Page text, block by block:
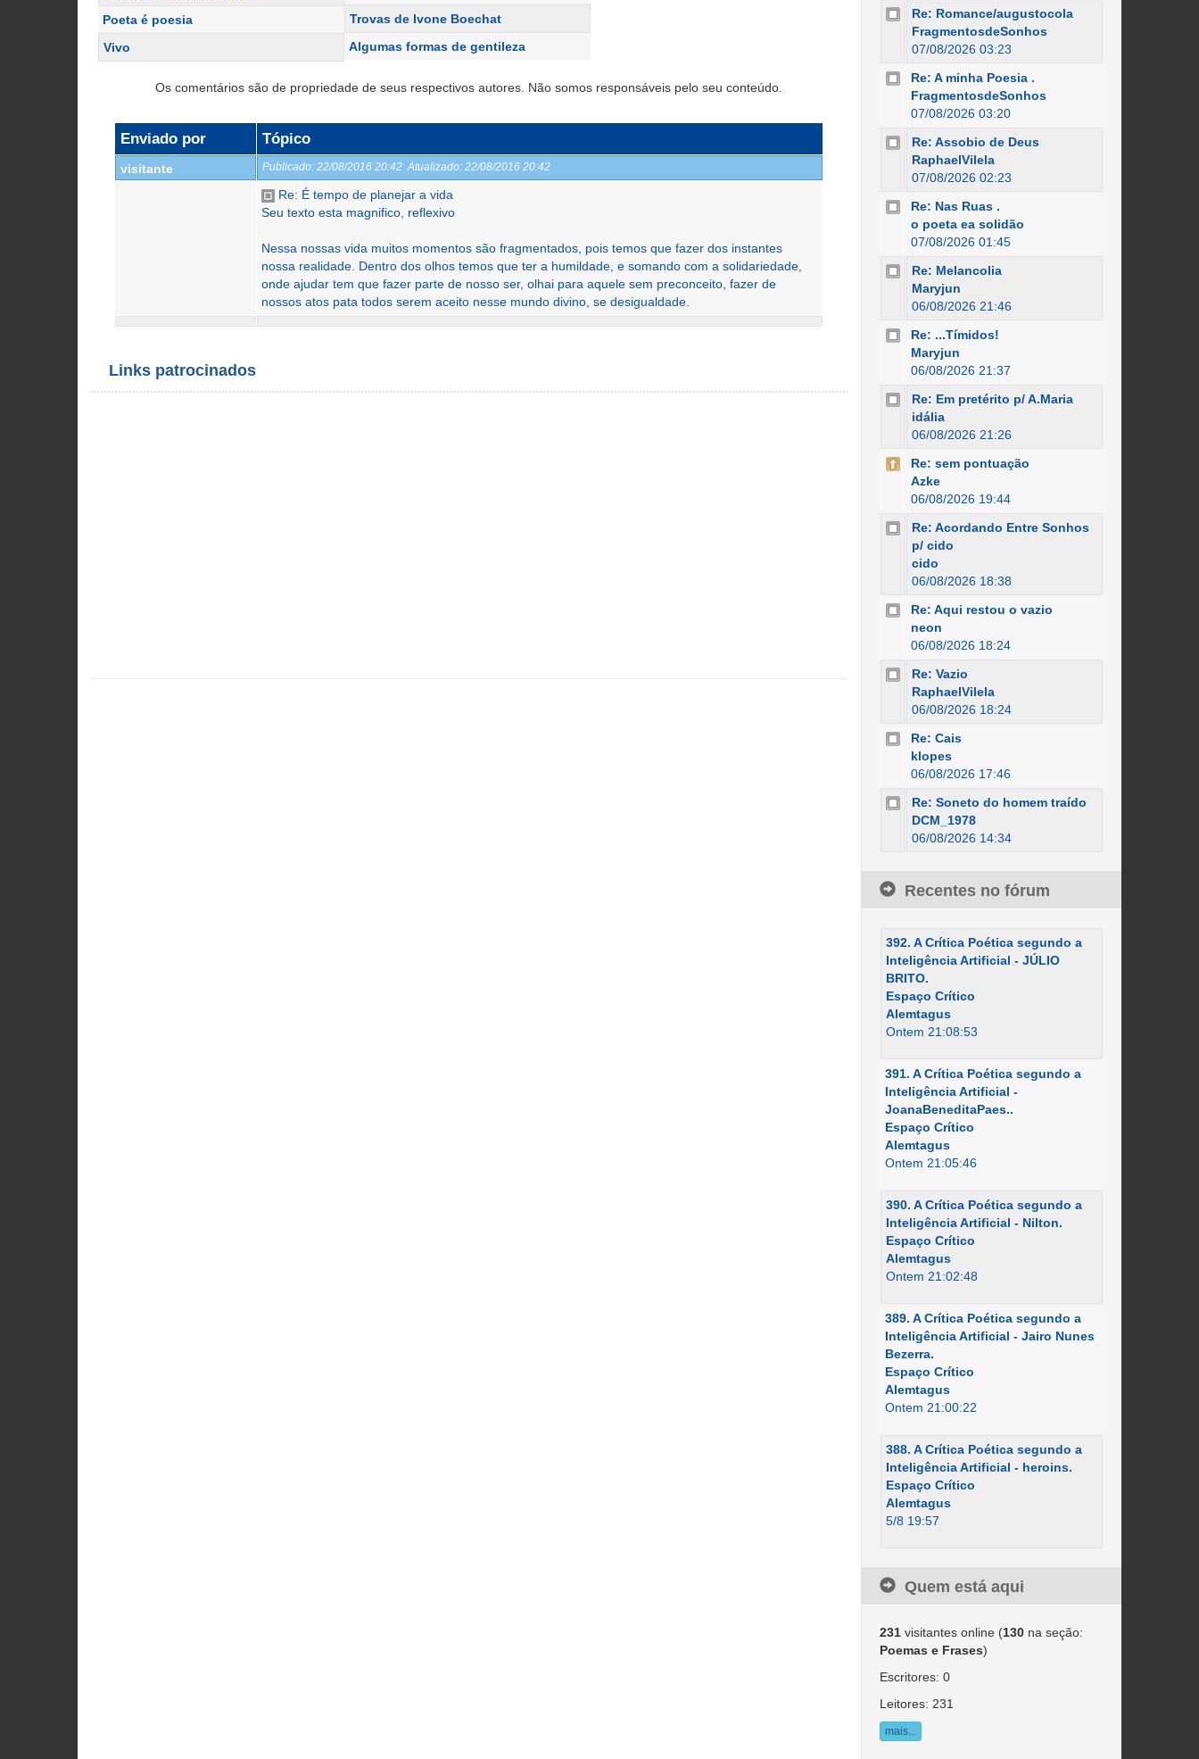
Poeta é poesia
Vivo
Trovas de Ivone Boechat
Algumas formas de gentileza
Os comentários são de propriedade de seus respectivos autores. Não somos responsáveis pelo seu conteúdo.
Enviado por Tópico
visitante Publicado: 22/08/2016 20:42 Atualizado: 22/08/2016 20:42
Re: É tempo de planejar a vida
Seu texto esta magnifico, reflexivo
Nessa nossas vida muitos momentos são fragmentados, pois temos que fazer dos instantes
nossa realidade. Dentro dos olhos temos que ter a humildade, e somando com a solidariedade,
onde ajudar tem que fazer parte de nosso ser, olhai para aquele sem preconceito, fazer de
nossos atos pata todos serem aceito nesse mundo divino, se desigualdade.
Links patrocinados
Re: Romance/augustocola
FragmentosdeSonhos
07/08/2026 03:23
Re: A minha Poesia .
FragmentosdeSonhos
07/08/2026 03:20
Re: Assobio de Deus
RaphaelVilela
07/08/2026 02:23
Re: Nas Ruas .
o poeta ea solidão
07/08/2026 01:45
Re: Melancolia
Maryjun
06/08/2026 21:46
Re: ...Tímidos!
Maryjun
06/08/2026 21:37
Re: Em pretérito p/ A.Maria
idália
06/08/2026 21:26
Re: sem pontuação
Azke
06/08/2026 19:44
Re: Acordando Entre Sonhos
p/ cido
cido
06/08/2026 18:38
Re: Aqui restou o vazio
neon
06/08/2026 18:24
Re: Vazio
RaphaelVilela
06/08/2026 18:24
Re: Cais
klopes
06/08/2026 17:46
Re: Soneto do homem traído
DCM_1978
06/08/2026 14:34
Recentes no fórum
392. A Crítica Poética segundo a
Inteligência Artificial - JÚLIO
BRITO.
Espaço Crítico
Alemtagus
Ontem 21:08:53
391. A Crítica Poética segundo a
Inteligência Artificial -
JoanaBeneditaPaes..
Espaço Crítico
Alemtagus
Ontem 21:05:46
390. A Crítica Poética segundo a
Inteligência Artificial - Nilton.
Espaço Crítico
Alemtagus
Ontem 21:02:48
389. A Crítica Poética segundo a
Inteligência Artificial - Jairo Nunes
Bezerra.
Espaço Crítico
Alemtagus
Ontem 21:00:22
388. A Crítica Poética segundo a
Inteligência Artificial - heroins.
Espaço Crítico
Alemtagus
5/8 19:57
Quem está aqui
231visitantes online (130na seção:
Poemas e Frases)
Escritores: 0
Leitores: 231
mais...